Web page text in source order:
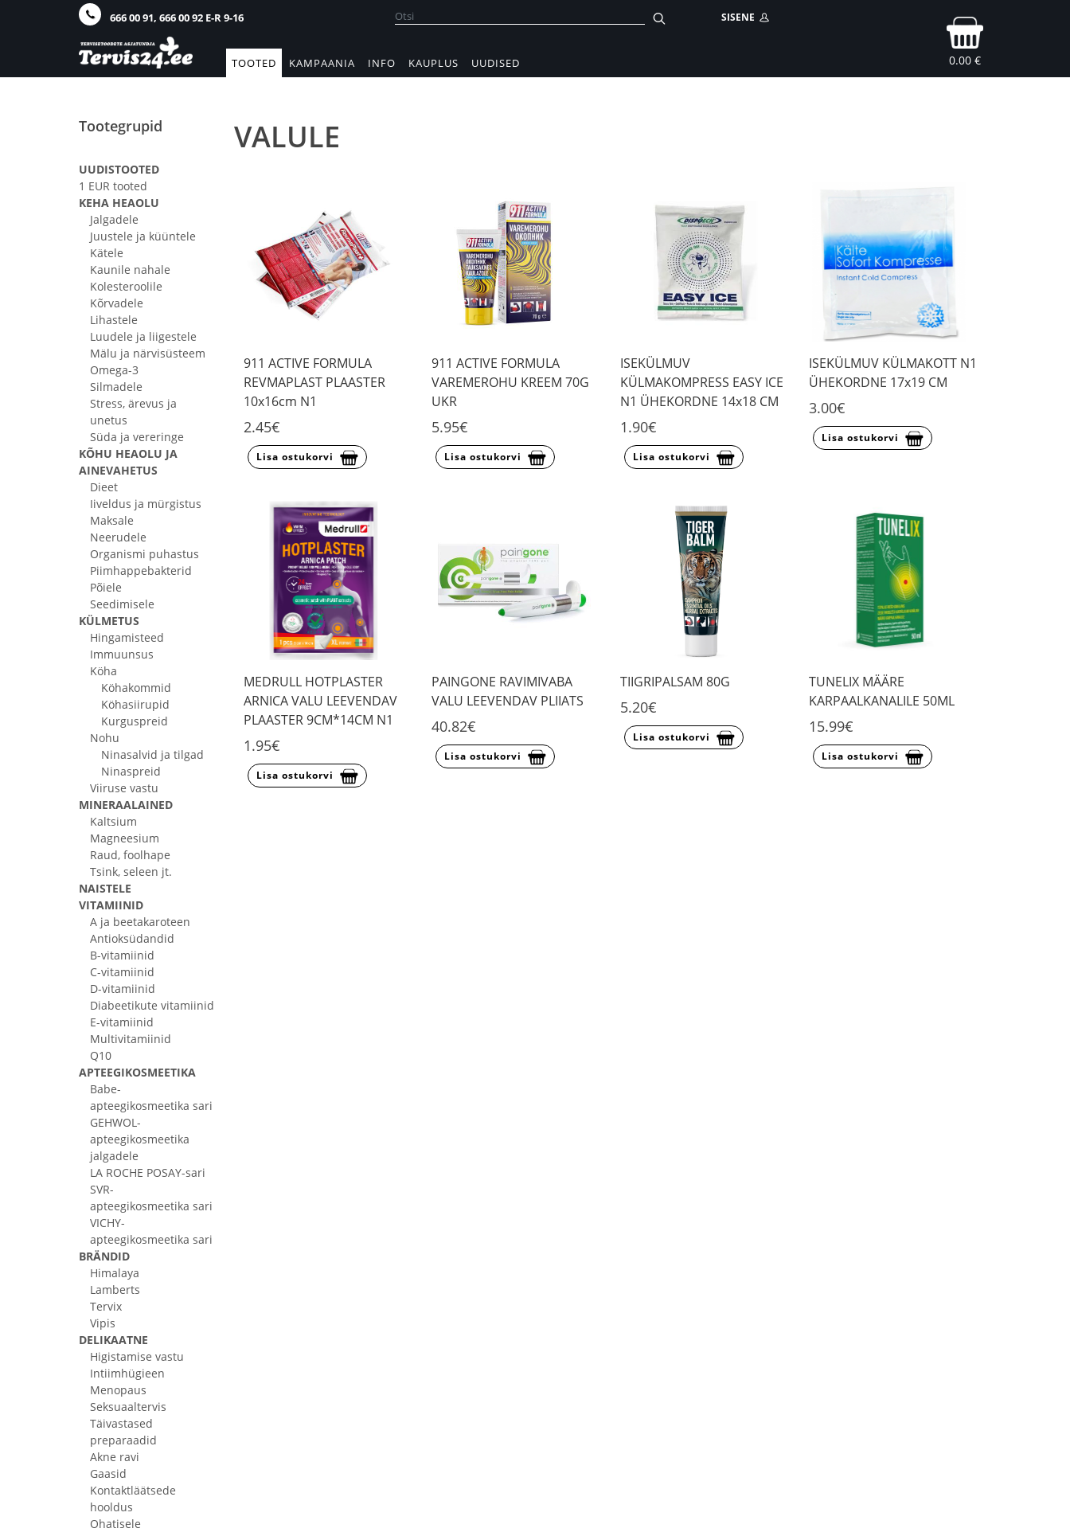
666 00 91, 666 00 92 E-R 9-16 SISENE
TOOTED KAMPAANIA INFO KAUPLUS UUDISED 0.00 €
Tootegrupid
UUDISTOOTED
1 EUR tooted
KEHA HEAOLU
Jalgadele
Juustele ja küüntele
Kätele
Kaunile nahale
Kolesteroolile
Kõrvadele
Lihastele
Luudele ja liigestele
Mälu ja närvisüsteem
Omega-3
Silmadele
Stress, ärevus ja
unetus
Süda ja vereringe
KÕHU HEAOLU JA
AINEVAHETUS
Dieet
Iiveldus ja mürgistus
Maksale
Neerudele
Organismi puhastus
Piimhappebakterid
Põiele
Seedimisele
KÜLMETUS
Hingamisteed
Immuunsus
Köha
Köhakommid
Köhasiirupid
Kurguspreid
Nohu
Ninasalvid ja tilgad
Ninaspreid
Viiruse vastu
MINERAALAINED
Kaltsium
Magneesium
Raud, foolhape
Tsink, seleen jt.
NAISTELE
VITAMIINID
A ja beetakaroteen
Antioksüdandid
B-vitamiinid
C-vitamiinid
D-vitamiinid
Diabeetikute vitamiinid
E-vitamiinid
Multivitamiinid
Q10
APTEEGIKOSMEETIKA
Babe-
apteegikosmeetika sari
GEHWOL-
apteegikosmeetika
jalgadele
LA ROCHE POSAY-sari
SVR-
apteegikosmeetika sari
VICHY-
apteegikosmeetika sari
BRÄNDID
Himalaya
Lamberts
Tervix
Vipis
DELIKAATNE
Higistamise vastu
Intiimhügieen
Menopaus
Seksuaaltervis
Täivastased
preparaadid
Akne ravi
Gaasid
Kontaktläätsede
hooldus
Ohatisele
VALULE
911 ACTIVE FORMULA
REVMAPLAST PLAASTER
10x16cm N1
2.45€
Lisa ostukorvi
911 ACTIVE FORMULA
VAREMEROHU KREEM 70G
UKR
5.95€
Lisa ostukorvi
ISEKÜLMUV
KÜLMAKOMPRESS EASY ICE
N1 ÜHEKORDNE 14x18 CM
1.90€
Lisa ostukorvi
ISEKÜLMUV KÜLMAKOTT N1
ÜHEKORDNE 17x19 CM
3.00€
Lisa ostukorvi
MEDRULL HOTPLASTER
ARNICA VALU LEEVENDAV
PLAASTER 9CM*14CM N1
1.95€
Lisa ostukorvi
PAINGONE RAVIMIVABA
VALU LEEVENDAV PLIIATS
40.82€
Lisa ostukorvi
TIIGRIPALSAM 80G
5.20€
Lisa ostukorvi
TUNELIX MÄÄRE
KARPAALKANALILE 50ML
15.99€
Lisa ostukorvi